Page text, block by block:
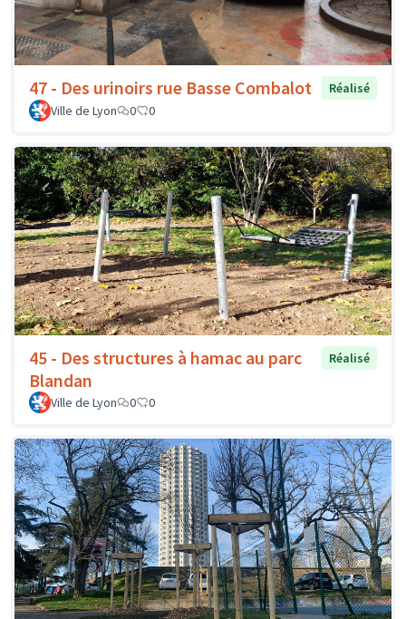
47 - Des urinoirs rue Basse Combalot
Réalisé
Ville de Lyon
0 0
45 - Des structures à hamac au parc
Blandan
Réalisé
Ville de Lyon 0 0